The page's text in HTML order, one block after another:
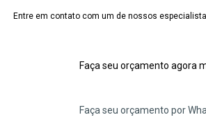
Entre em contato com um de nossos
Faça seu orçamento agora
Faça seu orçamento por